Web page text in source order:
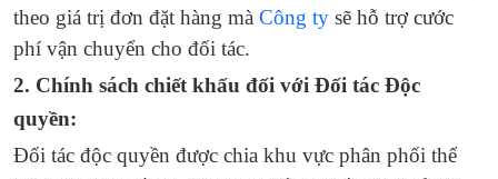
theo giá trị đơn đặt hàng mà Công ty sẽ hỗ trợ cước
phí vận chuyển cho đối tác.
2. Chính sách chiết khấu đối với Đối tác Độc
quyền:
Đối tác độc quyền được chia khu vực phân phối thể